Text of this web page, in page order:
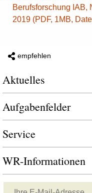
Berufsforschung IAB,
2019 (PDF, 1MB,
empfehlen
Aktuelles
Aufgabenfelder
Service
WR-Informationen